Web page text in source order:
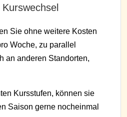
Sie ohne weitere Kosten
Woche, zu parallel
an anderen Standorten,
Kursstufen, können sie
Saison gerne nocheinmal